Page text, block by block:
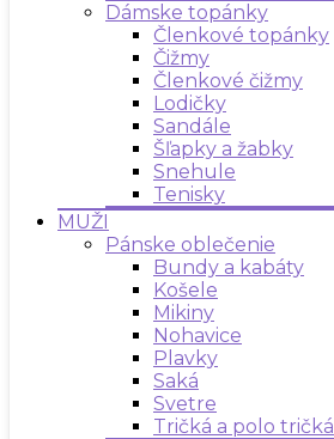
Dámske topánky
Členkové topánky
Čižmy
Členkové čižmy
Lodičky
Sandále
Šľapky a žabky
Snehule
Tenisky
MUŽI
Pánske oblečenie
Bundy a kabáty
Košele
Mikiny
Nohavice
Plavky
Saká
Svetre
Tričká a polo tričká